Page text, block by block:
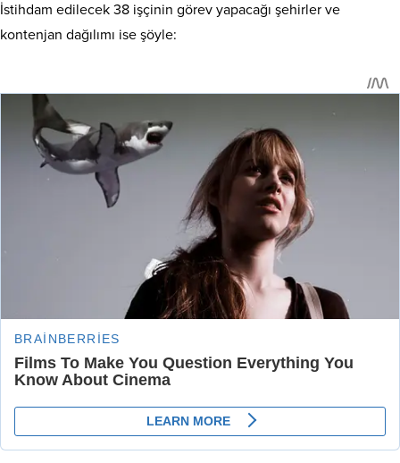
İstihdam edilecek 38 işçinin görev yapacağı şehirler ve
kontenjan dağılımı ise şöyle: